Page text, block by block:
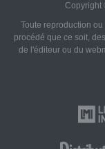
Copyright
Toute reproduction
procédé que ce soit,
de l'éditeur ou du